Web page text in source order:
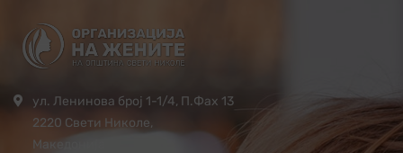
ул. Ленинова број 1-1/4, П.Фах 13
2220 Свети Николе,
Македонија